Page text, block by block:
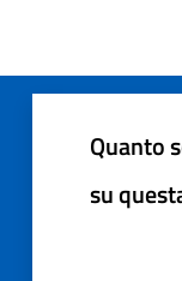
Quanto
su